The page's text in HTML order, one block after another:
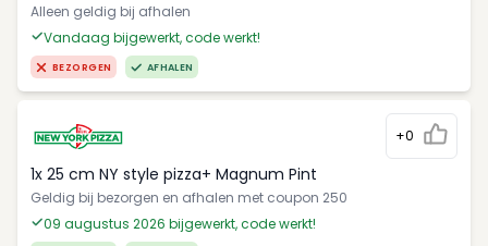
Alleen geldig bij afhalen
Vandaag bijgewerkt, code werkt!
BEZORGEN AFHALEN
+0
1x 25 cm NY style pizza+ Magnum Pint
Geldig bij bezorgen en afhalen met coupon 250
09 augustus 2026 bijgewerkt, code werkt!